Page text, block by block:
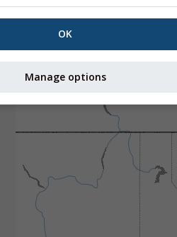
OK
Manage options